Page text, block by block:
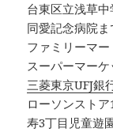
台東区立浅草
同愛記念病院
ファミリーマ
スーパーマー
三菱東京UFJ銀
ローソンスト
寿3丁目児童遊